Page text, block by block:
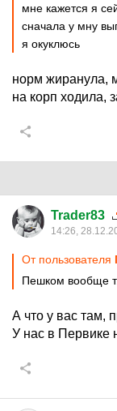
мне кажется я
сначала у мну
я окуклюсь
норм жиранула,
на корп ходила,
Trader83
14:26,
От пользователя
Пешком вообще
А что у вас там,
У нас в Первике